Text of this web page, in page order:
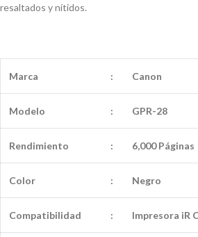
resaltados y nítidos.
Marca : Canon
Modelo : GPR-28
Rendimiento : 6,000 Páginas
Color : Negro
Compatibilidad : Impresora iR